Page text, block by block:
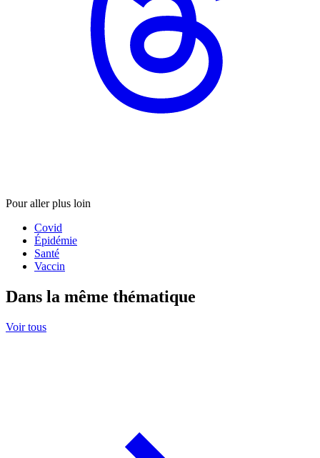
Pour aller plus loin
Covid
Épidémie
Santé
Vaccin
Dans la même thématique
Voir tous